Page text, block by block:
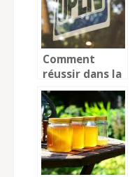
Comment
réussir dans la
restauration ?